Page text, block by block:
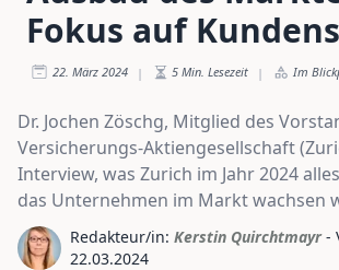
Fokus auf
22. März 2024 | 5 Min. Lesezeit | Im
Dr. Jochen Zöschg, Mitglied des
Versicherungs-Aktiengesellschaft
Interview, was Zurich im Jahr 2024
das Unternehmen im Markt wachsen
Redakteur/in: Kerstin Quirchtmayr -
22.03.2024